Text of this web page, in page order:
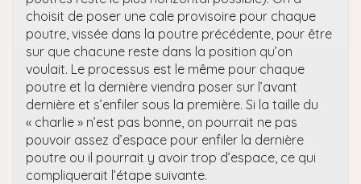
choisit de poser une cale provisoire pour chaque
poutre, vissée dans la poutre précédente, pour être
sur que chacune reste dans la position qu’on
voulait. Le processus est le même pour chaque
poutre et la dernière viendra poser sur l’avant
dernière et s’enfiler sous la première. Si la taille du
« charlie » n’est pas bonne, on pourrait ne pas
pouvoir assez d’espace pour enfiler la dernière
poutre ou il pourrait y avoir trop d’espace, ce qui
compliquerait l’étape suivante.